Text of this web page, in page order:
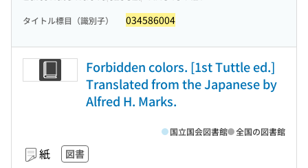
タイトル標目（識別子） 034586004
Forbidden colors. [1st Tuttle ed.]
Translated from the Japanese by
Alfred H. Marks.
紙 図書
国立国会図書館 全国の図書館